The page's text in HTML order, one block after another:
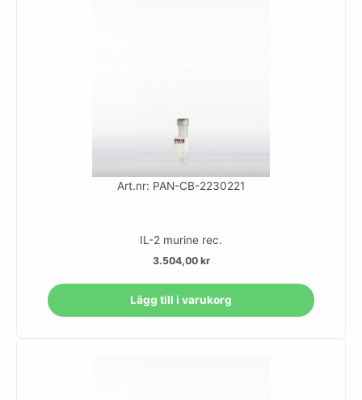
Art.nr: PAN-CB-2230221
IL-2 murine rec.
3.504,00 kr
Lägg till i varukorg